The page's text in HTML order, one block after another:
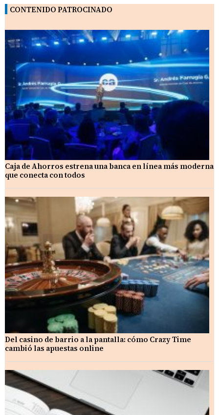
CONTENIDO PATROCINADO
Caja de Ahorros estrena una banca en línea más moderna
que conecta con todos
Del casino de barrio a la pantalla: cómo Crazy Time
cambió las apuestas online